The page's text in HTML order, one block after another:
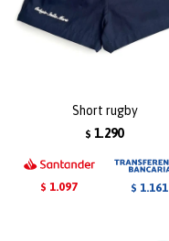
Short rugby
$ 1.290
$ 1.097 $ 1.161